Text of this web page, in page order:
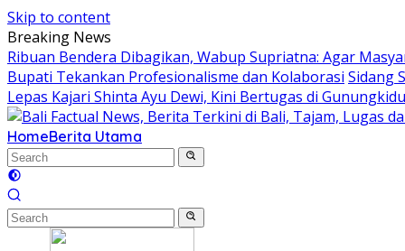
Skip to content
Breaking News
Ribuan Bendera Dibagikan, Wabup Supriatna: Agar
Bupati Tekankan Profesionalisme dan Kolaborasi Sidang
Lepas Kajari Shinta Ayu Dewi, Kini Bertugas di
HomeBerita Utama